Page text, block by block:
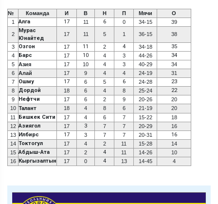
№ Команда И В Н П Мячи
О
1
Алга 17 11 6 0 34-15 39
2
Мурас
Юнайтед
17 11 5 1 36-15 38
3 Озгон 17 11 2 4 34-18 35
4 Барс 17 10 4 3 44-26 34
5 Азия 17 10 4 3 40-29
34
6
Алай 17 9 4 4 24-19
31
7
Ошму 17 6 5 6 24-28 23
8 Дордой 18 6 4 8 25-24 22
9 Нефтчи 17 6 2 9 20-26
20
10 Талант 18 4 8 6 21-19
20
11
Бишкек Сити 17 4 6 7 15-22
18
12 Азиягол 17 3 7 7 20-29
16
13 Илбирс 17 3 7 7 20-31 16
14 Токтогул 17 4 2 11 15-28
14
15 Абдыш-Ата 17 2 4 11 14-26
10
16 Кыргызалтын 17 0 4 13 14-45 4